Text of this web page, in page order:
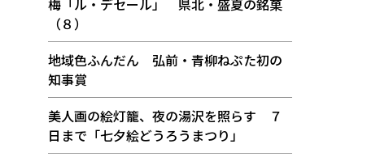
梅「ル・デセール」 県北・盛夏の銘菓
（８）
地域色ふんだん 弘前・青柳ねぷた初の
知事賞
美人画の絵灯籠、夜の湯沢を照らす ７
日まで「七夕絵どうろうまつり」